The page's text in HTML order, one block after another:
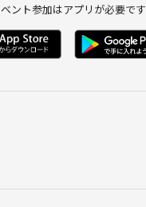
ント参加はアプリが必要です